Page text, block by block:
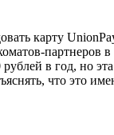
карту
в год, но
что это